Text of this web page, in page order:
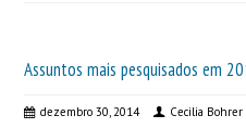
Assuntos mais pesquisados em
dezembro 30, 2014 Cecilia Bohrer